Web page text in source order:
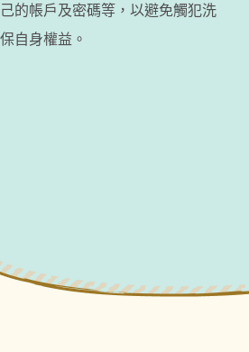
的帳戶及密碼等，以避免觸犯洗
自身權益。